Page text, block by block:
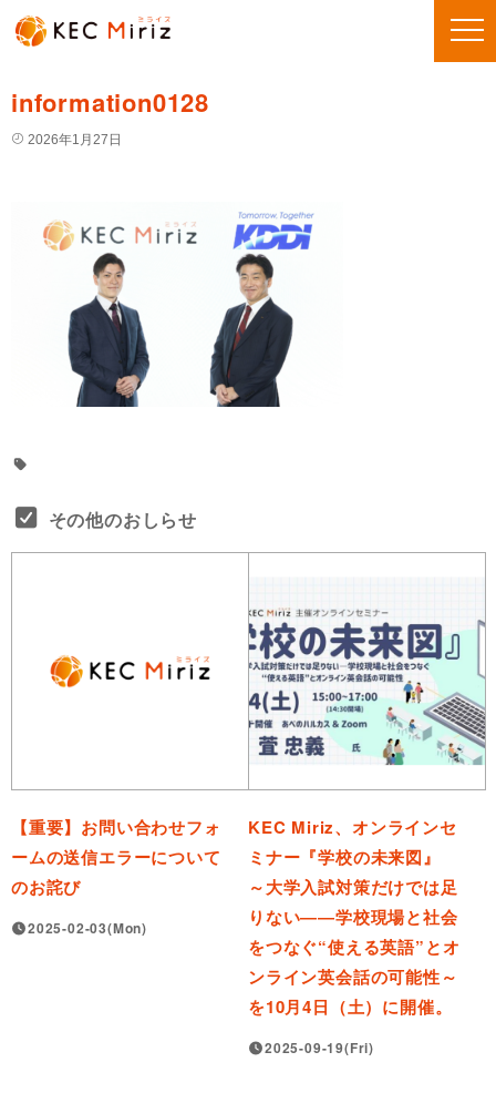
information0128
2026年1月27日
その他のおしらせ
【重要】お問い合わせフォ
ームの送信エラーについて
のお詫び
2025-02-03(Mon)
KEC Miriz、オンラインセ
ミナー『学校の未来図』
～大学入試対策だけでは足
りない――学校現場と社会
をつなぐ“使える英語”とオ
ンライン英会話の可能性～
を10月4日（土）に開催。
2025-09-19(Fri)